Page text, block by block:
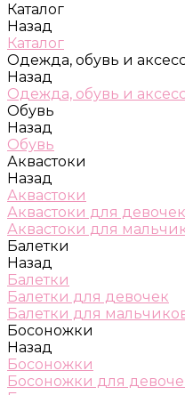
Каталог
Назад
Каталог
Одежда, обувь и
Назад
Одежда, обувь и
Обувь
Назад
Обувь
Аквастоки
Назад
Аквастоки
Аквастоки для девочек
Аквастоки для
Балетки
Назад
Балетки
Балетки для девочек
Балетки для
Босоножки
Назад
Босоножки
Босоножки для